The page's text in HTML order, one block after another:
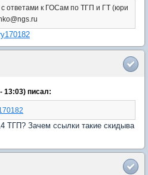
ответами к ГОСам по ТГП и ГТ (юри
13:03) писал:
ТГП? Зачем ссылки такие скидыва